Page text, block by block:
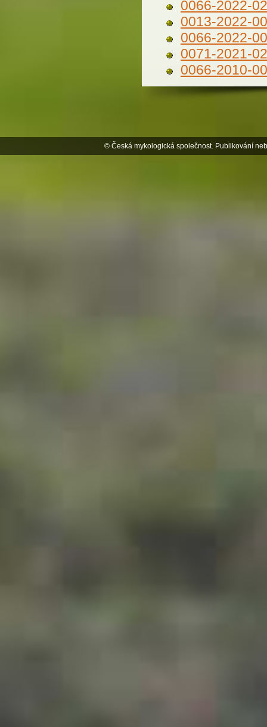
0066-2022-
0013-2022-
0066-2022-
0071-2021-
0066-2010-
© Česká mykologická společnost. Publikování